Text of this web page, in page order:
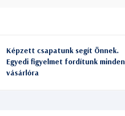
Képzett csapatunk segít Önnek.
Egyedi figyelmet fordítunk minden
vásárlóra